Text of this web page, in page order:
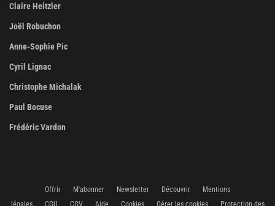
Claire Heitzler
Joël Robuchon
Anne-Sophie Pic
Cyril Lignac
Christophe Michalak
Paul Bocuse
Frédéric Vardon
Offrir M'abonner Newsletter Découvrir
Mentions
légales
CGU CGV Aide Cookies Gérer les cookies Protection des